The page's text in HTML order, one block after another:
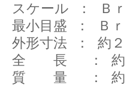
スケール ： Ｂ
最小目盛 ： Ｂ
外形寸法 ： 約２
全 長 ： 約１
質 量 ： 約